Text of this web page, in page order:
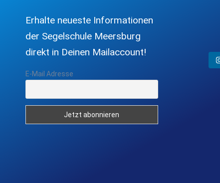
Erhalte neueste Informationen
der Segelschule Meersburg
direkt in Deinen Mailaccount!
E-Mail Adresse